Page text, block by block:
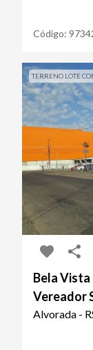
Código:
TERRENO LOTE
Bela Vista
Vereador
Alvorada -